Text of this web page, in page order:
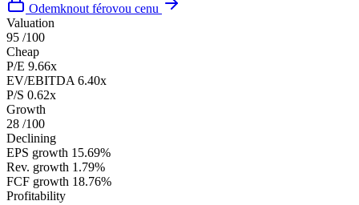
Odemknout férovou cenu
Valuation
95 /100
Cheap
P/E 9.66x
EV/EBITDA 6.40x
P/S 0.62x
Growth
28 /100
Declining
EPS growth 15.69%
Rev. growth 1.79%
FCF growth 18.76%
Profitability